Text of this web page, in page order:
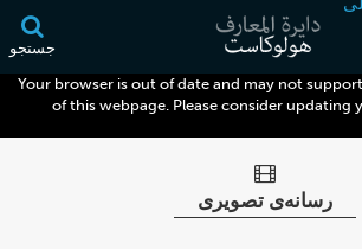
جستجو
Your browser is out of date and may not
of this webpage. Please consider updating
رسانه‌ی تصویری